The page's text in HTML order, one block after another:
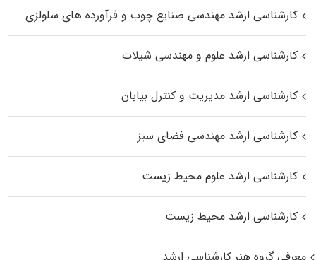
کارشناسی ارشد مهندسی صنایع چوب و فرآورده‌ های سلولزی
کارشناسی ارشد علوم و مهندسی شیلات
کارشناسی ارشد مدیریت و کنترل بیابان
کارشناسی ارشد مهندسی فضای سبز
کارشناسی ارشد علوم محیط‌ زیست
کارشناسی ارشد محیط زیست